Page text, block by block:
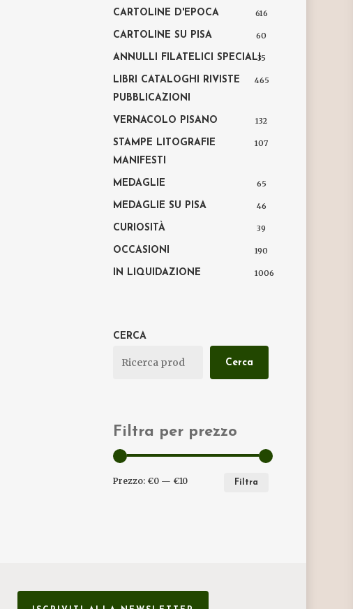
CARTOLINE D'EPOCA 616
CARTOLINE SU PISA 60
ANNULLI FILATELICI SPECIALI35
LIBRI CATALOGHI RIVISTE
PUBBLICAZIONI
465
VERNACOLO PISANO 132
STAMPE LITOGRAFIE
MANIFESTI
107
MEDAGLIE 65
MEDAGLIE SU PISA 46
CURIOSITÀ 39
OCCASIONI 190
IN LIQUIDAZIONE 1006
CERCA
Cerca
Filtra per prezzo
Filtra
Prezzo: €0 — €10